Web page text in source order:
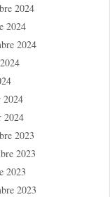
2024
2024
2024
2024
2023
2023
2023
2023